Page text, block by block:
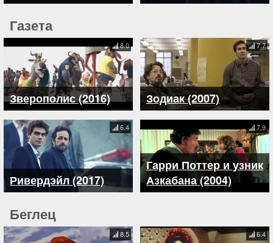
Газета
Зверополис (2016)
8.0
Зодиак (2007)
7.7
Ривердэйл (2017)
6.4
Гарри Поттер и узник
Азкабана (2004)
7.9
Беглец
8.5 6.4